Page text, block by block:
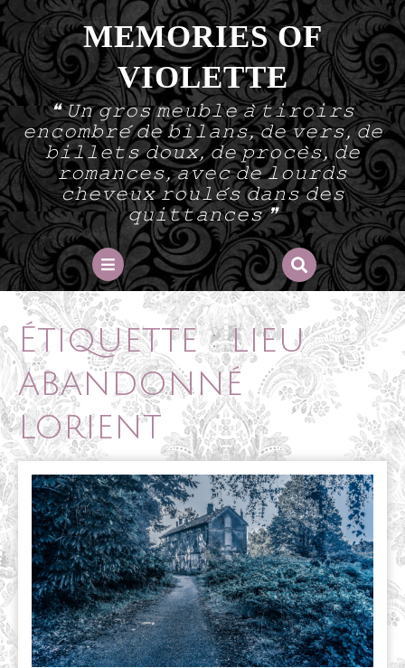
Skip
to
content
MEMORIES OF
VIOLETTE
❝ 𝚄𝚗 𝚐𝚛𝚘𝚜 𝚖𝚎𝚞𝚋𝚕𝚎 𝚊̀ 𝚝𝚒𝚛𝚘𝚒𝚛𝚜
𝚎𝚗𝚌𝚘𝚖𝚋𝚛𝚎́ 𝚍𝚎 𝚋𝚒𝚕𝚊𝚗𝚜, 𝚍𝚎 𝚟𝚎𝚛𝚜, 𝚍𝚎
𝚋𝚒𝚕𝚕𝚎𝚝𝚜 𝚍𝚘𝚞𝚡, 𝚍𝚎 𝚙𝚛𝚘𝚌𝚎̀𝚜, 𝚍𝚎
𝚛𝚘𝚖𝚊𝚗𝚌𝚎𝚜, 𝚊𝚟𝚎𝚌 𝚍𝚎 𝚕𝚘𝚞𝚛𝚍𝚜
𝚌𝚑𝚎𝚟𝚎𝚞𝚡 𝚛𝚘𝚞𝚕𝚎́𝚜 𝚍𝚊𝚗𝚜 𝚍𝚎𝚜
𝚚𝚞𝚒𝚝𝚝𝚊𝚗𝚌𝚎𝚜 ❞
Open
Button
Étiquette :lieu
abandonné
lorient